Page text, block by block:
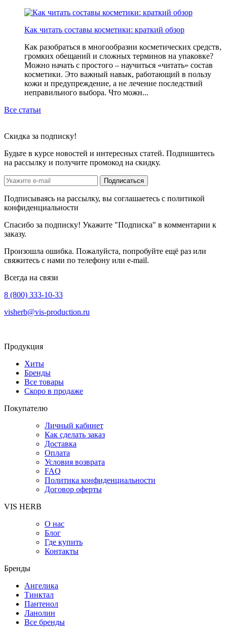
Как читать составы косметики: краткий обзор
Как разобраться в многообразии косметических средств,
громких обещаний и сложных терминов на упаковке?
Можно начать с простого – научиться «читать» состав
косметики. Это важный навык, работающий в пользу
кожи и предупреждение, а не лечение последствий
неправильного выбора. Что можн...
Все статьи
Скидка за подписку!
Будьте в курсе новостей и интересных статей. Подпишитесь
на рассылку и получите промокод на скидку.
Подписаться
Подписываясь на рассылку, вы соглашаетесь с политикой
конфиденциальности
Спасибо за подписку! Укажите "Подписка" в комментарии к
заказу.
Произошла ошибка. Пожалуйста, попробуйте ещё раз или
свяжитесь с нами по телефону или e-mail.
Всегда на связи
8 (800) 333-10-33
visherb@vis-production.ru
Продукция
Хиты
Бренды
Все товары
Скоро в продаже
Покупателю
Личный кабинет
Как сделать заказ
Доставка
Оплата
Условия возврата
FAQ
Политика конфиденциальности
Договор оферты
VIS HERB
О нас
Блог
Где купить
Контакты
Бренды
Ангелика
Тинктал
Пантенол
Ланолин
Все бренды